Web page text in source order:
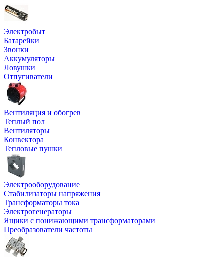
Электробыт
Батарейки
Звонки
Аккумуляторы
Ловушки
Отпугиватели
Вентиляция и обогрев
Теплый пол
Вентиляторы
Конвектора
Тепловые пушки
Электрооборудование
Стабилизаторы напряжения
Трансформаторы тока
Электрогенераторы
Ящики с понижающими трансформаторами
Преобразователи частоты